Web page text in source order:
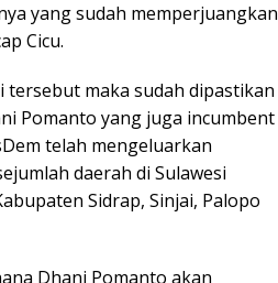
yang sudah memperjuangkan
Cicu.
tersebut maka sudah dipastikan
Pomanto yang juga incumbent
telah mengeluarkan
daerah di Sulawesi
Sidrap, Sinjai, Palopo
Dhani Pomanto akan